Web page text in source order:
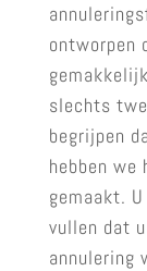
ontworpen
slechts
begrijpen
hebben
gemaakt.
vullen dat
annulering